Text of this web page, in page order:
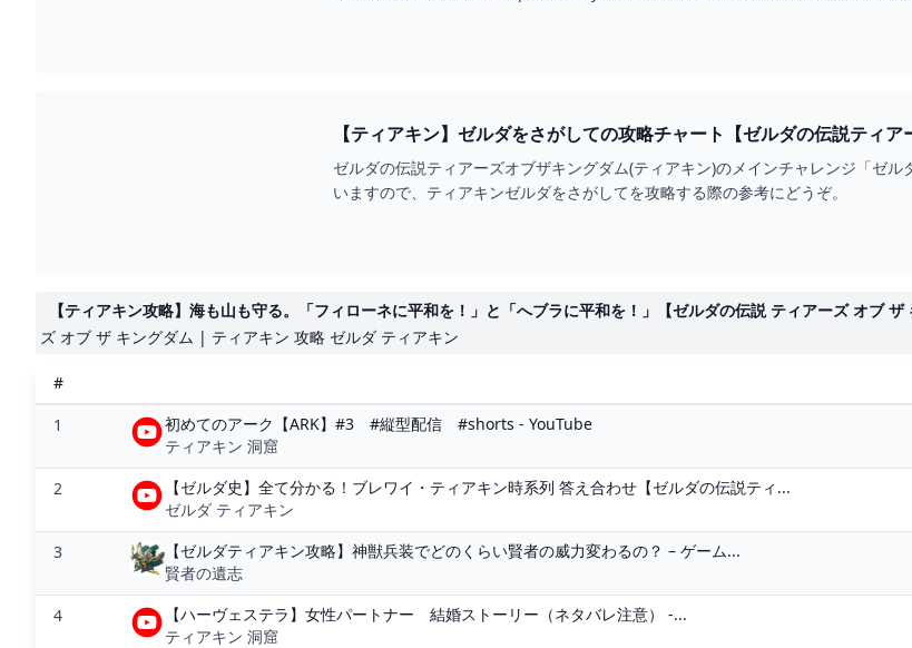
【ティアキン】ゼルダをさがしての攻略チャート【ゼルダの伝説ティ
ゼルダの伝説ティアーズオブザキングダム(ティアキン)のメインチャレンジ「ゼ
いますので、ティアキンゼルダをさがしてを攻略する際の参考にどうぞ。
【ティアキン攻略】海も山も守る。「フィローネに平和を！」と「へブラに平和を！」【ゼルダの伝説 ティアーズ オブ
ズ オブ ザ キングダム | ティアキン 攻略 ゼルダ ティアキン
#
1
初めてのアーク【ARK】#3 #縦型配信 #shorts - YouTube
ティアキン 洞窟
2
【ゼルダ史】全て分かる！ブレワイ・ティアキン時系列 答え合わせ【ゼルダの伝説ティ...
ゼルダ ティアキン
3
【ゼルダティアキン攻略】神獣兵装でどのくらい賢者の威力変わるの？ – ゲーム...
賢者の遺志
4
【ハーヴェステラ】女性パートナー 結婚ストーリー（ネタバレ注意） -...
ティアキン 洞窟